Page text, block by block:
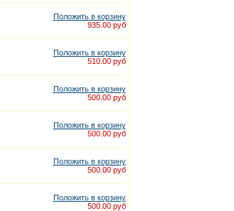
Положить в корзину
935.00 руб
Положить в корзину
510.00 руб
Положить в корзину
500.00 руб
Положить в корзину
500.00 руб
Положить в корзину
500.00 руб
Положить в корзину
500.00 руб